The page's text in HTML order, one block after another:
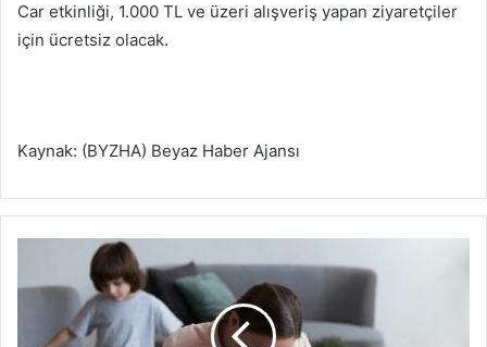
Car etkinliği, 1.000 TL ve üzeri alışveriş yapan ziyaretçiler
için ücretsiz olacak.
Kaynak: (BYZHA) Beyaz Haber Ajansı